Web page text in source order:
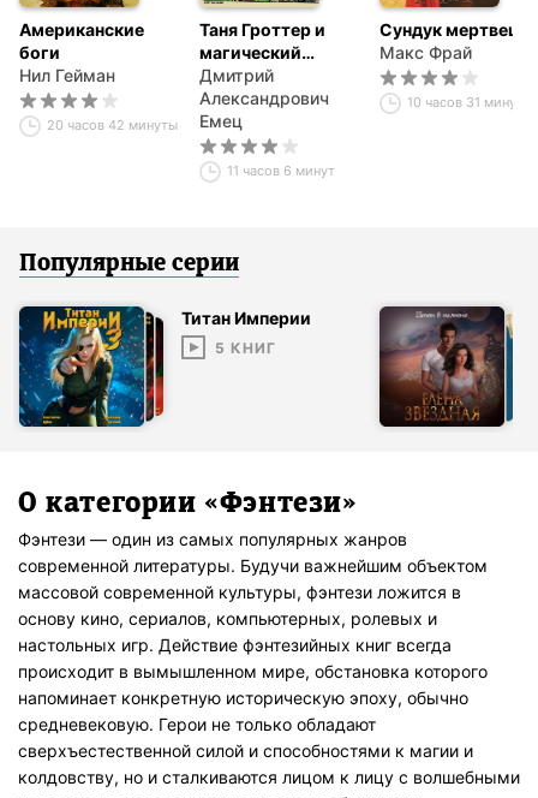
Американские
боги
Нил Гейман
20 часов 42 минуты
Таня Гроттер и
магический
контрабас
Дмитрий
Александрович
Емец
11 часов 6 минут
Сундук мертвеца
Макс Фрай
10 часов 31 минута
Популярные серии
Титан Империи
5 КНИГ
О категории «Фэнтези»
Фэнтези — один из самых популярных жанров
современной литературы. Будучи важнейшим объектом
массовой современной культуры, фэнтези ложится в
основу кино, сериалов, компьютерных, ролевых и
настольных игр. Действие фэнтезийных книг всегда
происходит в вымышленном мире, обстановка которого
напоминает конкретную историческую эпоху, обычно
средневековую. Герои не только обладают
сверхъестественной силой и способностями к магии и
колдовству, но и сталкиваются лицом к лицу с волшебными